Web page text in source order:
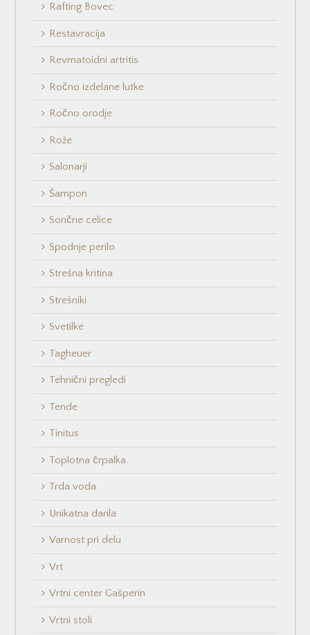
Rafting Bovec
Restavracija
Revmatoidni artritis
Ročno izdelane lutke
Ročno orodje
Rože
Salonarji
Šampon
Sončne celice
Spodnje perilo
Strešna kritina
Strešniki
Svetilke
Tagheuer
Tehnični pregledi
Tende
Tinitus
Toplotna črpalka
Trda voda
Unikatna darila
Varnost pri delu
Vrt
Vrtni center Gašperin
Vrtni stoli